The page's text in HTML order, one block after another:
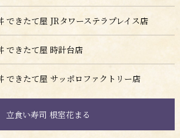
できたて屋 JRタワーステラプレイス店
できたて屋 時計台店
できたて屋 サッポロファクトリー店
立食い寿司 根室花まる